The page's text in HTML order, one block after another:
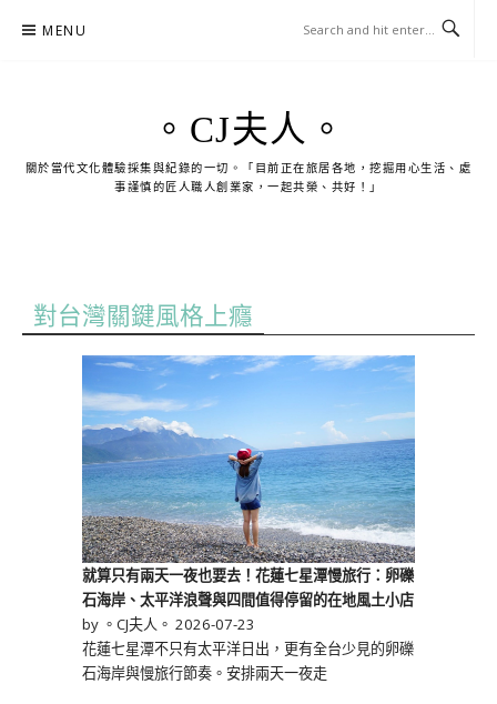
MENU
。CJ夫人。
關於當代文化體驗採集與紀錄的一切。「目前正在旅居各地，挖掘用心生活、處
事謹慎的匠人職人創業家，一起共榮、共好！」
對台灣關鍵風格上癮
就算只有兩天一夜也要去！花蓮七星潭慢旅行：卵礫
石海岸、太平洋浪聲與四間值得停留的在地風土小店
by 。CJ夫人。 2026-07-23
花蓮七星潭不只有太平洋日出，更有全台少見的卵礫
石海岸與慢旅行節奏。安排兩天一夜走